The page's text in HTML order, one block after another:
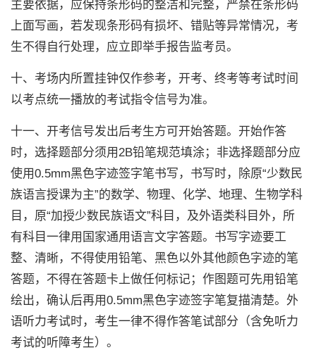
主要依据，应保持条形码的整洁和完整，严禁在条形码
上面写画，若发现条形码有损坏、错贴等异常情况，考
生不得自行处理，应立即举手报告监考员。
十、考场内所置挂钟仅作参考，开考、终考等考试时间
以考点统一播放的考试指令信号为准。
十一、开考信号发出后考生方可开始答题。开始作答
时，选择题部分须用2B铅笔规范填涂；非选择题部分应
使用0.5mm黑色字迹签字笔书写，书写时，除原“少数民
族语言授课为主”的数学、物理、化学、地理、生物学科
目，原“加授少数民族语文”科目，及外语类科目外，所
有科目一律用国家通用语言文字答题。书写字迹要工
整、清晰，不得使用铅笔、黑色以外其他颜色字迹的笔
答题，不得在答题卡上做任何标记；作图题可先用铅笔
绘出，确认后再用0.5mm黑色字迹签字笔复描清楚。外
语听力考试时，考生一律不得作答笔试部分（含免听力
考试的听障考生）。